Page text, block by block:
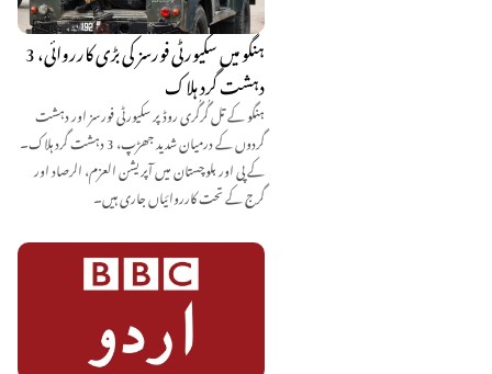
ہنگو میں سکیورٹی فورسز کی بڑی کارروائی، 3
دہشت گرد ہلاک
ہنگو کے تل گُرگُری روڈ پر سکیورٹی فورسز اور دہشت
گردوں کے درمیان شدید جھڑپ، 3 دہشت گرد ہلاک۔
کے پی اور بلوچستان میں آپریشن العزم، الرصاد اور
گرج کے تحت کارروائیاں جاری ہیں۔